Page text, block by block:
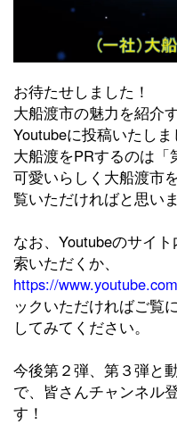
お待たせしました！
大船渡市の魅力を紹介
Youtubeに投稿いたしま
大船渡をPRするのは「
可愛いらしく大船渡市
覧いただければと思いま
なお、Youtubeのサイ
索いただくか、
https://
ックいただければご覧
してみてください。
今後第２弾、第３弾と
で、皆さんチャンネル
す！